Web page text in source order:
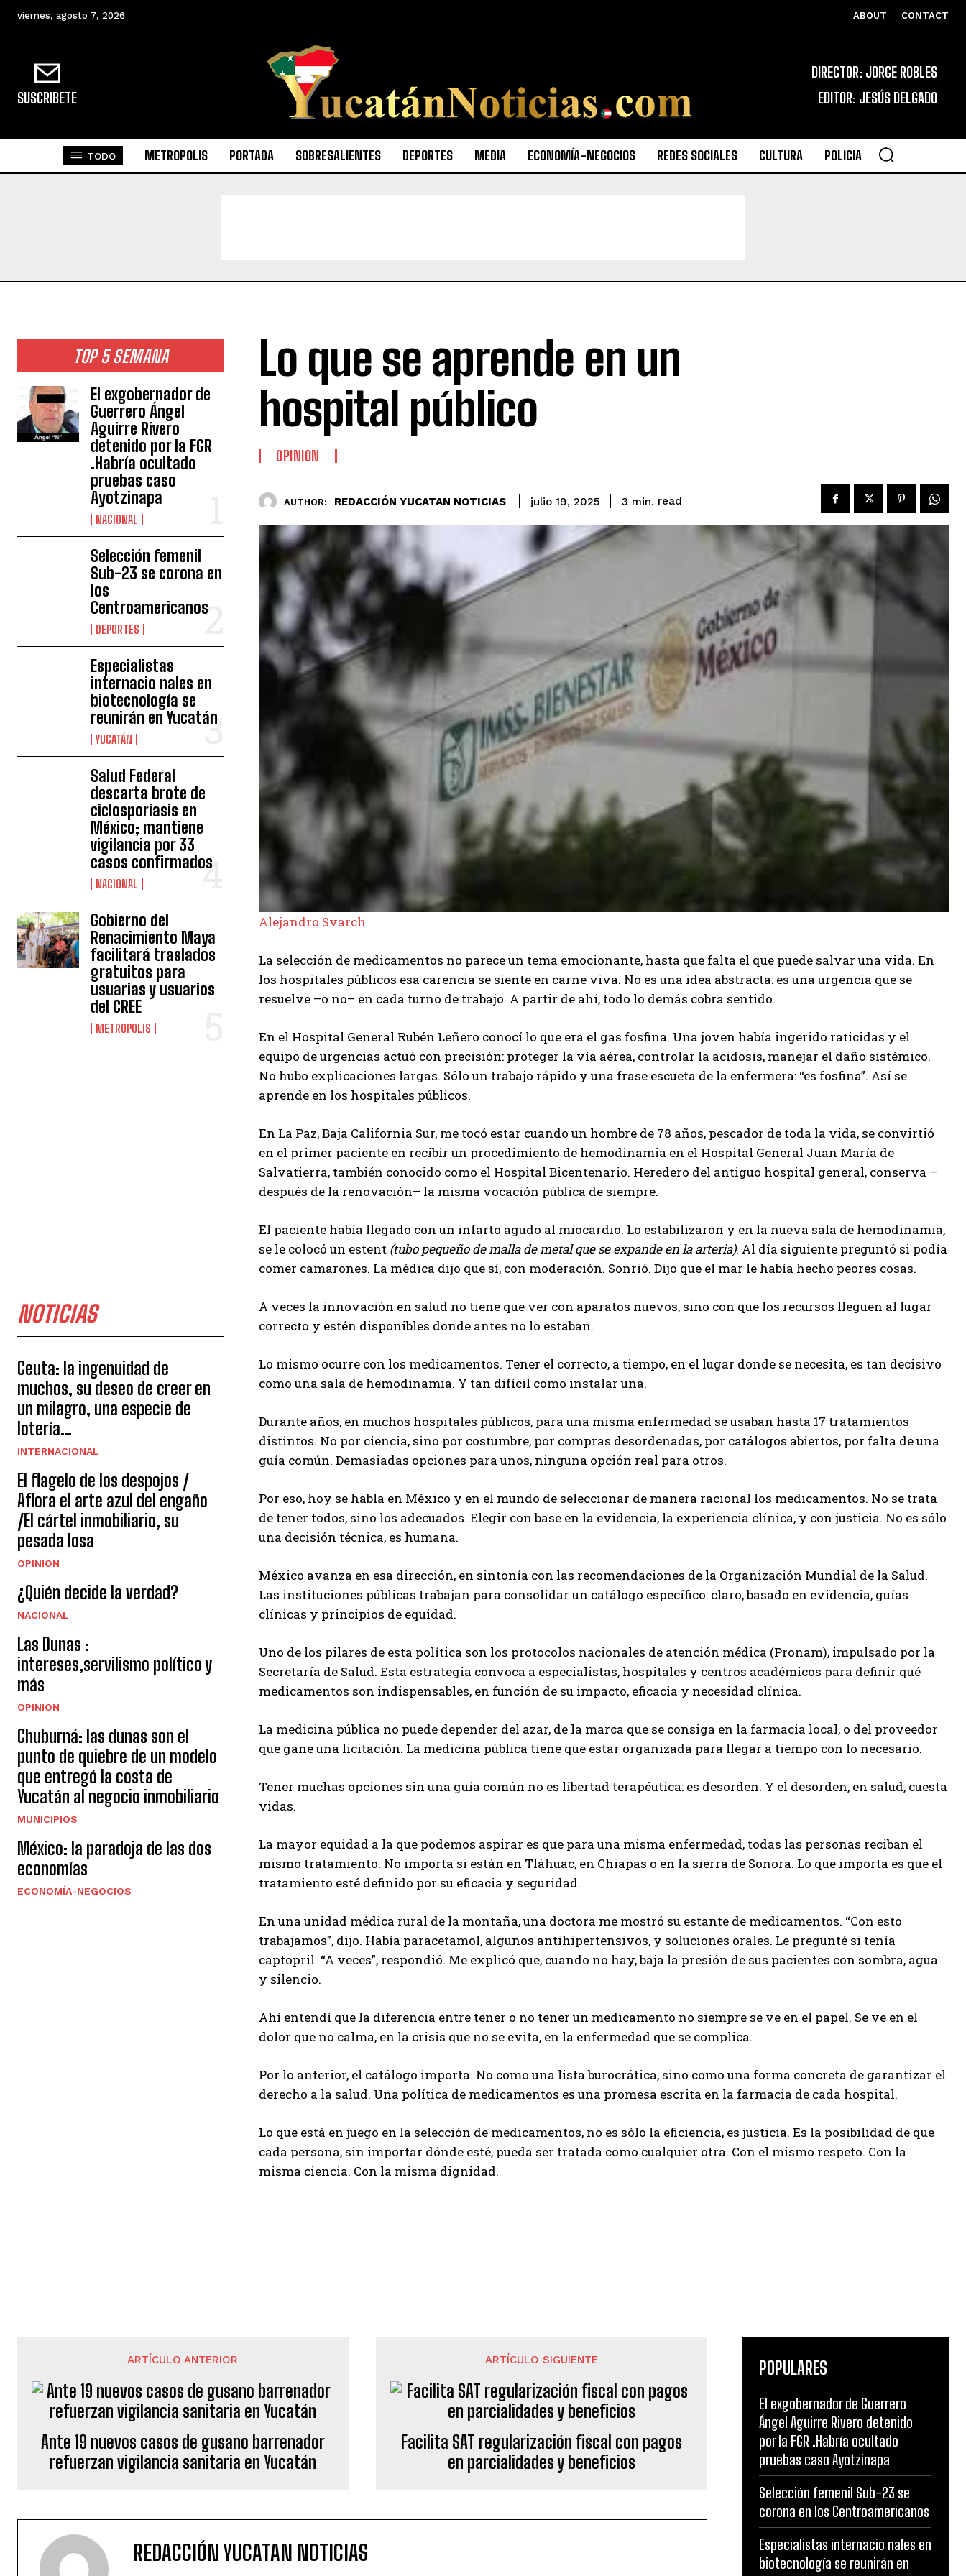
viernes, agosto 7, 2026 ABOUT CONTACT
SUSCRIBETE
DIRECTOR: JORGE ROBLES
EDITOR: JESÚS DELGADO
TODO METROPOLIS PORTADA SOBRESALIENTES DEPORTES MEDIA ECONOMÍA-NEGOCIOS REDES SOCIALES CULTURA POLICIA
TOP 5 SEMANA
El exgobernador de
Guerrero Ángel
Aguirre Rivero
detenido por la FGR
.Habría ocultado
pruebas caso
Ayotzinapa
NACIONAL
Selección femenil
Sub-23 se corona en
los
Centroamericanos
DEPORTES
Especialistas
internacio nales en
biotecnología se
reunirán en Yucatán
YUCATÁN
Salud Federal
descarta brote de
ciclosporiasis en
México; mantiene
vigilancia por 33
casos confirmados
NACIONAL
Gobierno del
Renacimiento Maya
facilitará traslados
gratuitos para
usuarias y usuarios
del CREE
METROPOLIS
NOTICIAS
Ceuta: la ingenuidad de
muchos, su deseo de creer en
un milagro, una especie de
lotería…
INTERNACIONAL
El flagelo de los despojos /
Aflora el arte azul del engaño
/El cártel inmobiliario, su
pesada losa
OPINION
¿Quién decide la verdad?
NACIONAL
Las Dunas :
intereses,servilismo político y
más
OPINION
Chuburná: las dunas son el
punto de quiebre de un modelo
que entregó la costa de
Yucatán al negocio inmobiliario
MUNICIPIOS
México: la paradoja de las dos
economías
ECONOMÍA-NEGOCIOS
Lo que se aprende en un
hospital público
OPINION
AUTHOR: REDACCIÓN YUCATAN NOTICIAS julio 19, 2025 3 min. read
Alejandro Svarch
La selección de medicamentos no parece un tema emocionante, hasta que falta el que puede salvar una vida. En
los hospitales públicos esa carencia se siente en carne viva. No es una idea abstracta: es una urgencia que se
resuelve –o no– en cada turno de trabajo. A partir de ahí, todo lo demás cobra sentido.
En el Hospital General Rubén Leñero conocí lo que era el gas fosfina. Una joven había ingerido raticidas y el
equipo de urgencias actuó con precisión: proteger la vía aérea, controlar la acidosis, manejar el daño sistémico.
No hubo explicaciones largas. Sólo un trabajo rápido y una frase escueta de la enfermera: “es fosfina”. Así se
aprende en los hospitales públicos.
En La Paz, Baja California Sur, me tocó estar cuando un hombre de 78 años, pescador de toda la vida, se convirtió
en el primer paciente en recibir un procedimiento de hemodinamia en el Hospital General Juan María de
Salvatierra, también conocido como el Hospital Bicentenario. Heredero del antiguo hospital general, conserva –
después de la renovación– la misma vocación pública de siempre.
El paciente había llegado con un infarto agudo al miocardio. Lo estabilizaron y en la nueva sala de hemodinamia,
se le colocó un estent (tubo pequeño de malla de metal que se expande en la arteria). Al día siguiente preguntó si podía
comer camarones. La médica dijo que sí, con moderación. Sonrió. Dijo que el mar le había hecho peores cosas.
A veces la innovación en salud no tiene que ver con aparatos nuevos, sino con que los recursos lleguen al lugar
correcto y estén disponibles donde antes no lo estaban.
Lo mismo ocurre con los medicamentos. Tener el correcto, a tiempo, en el lugar donde se necesita, es tan decisivo
como una sala de hemodinamia. Y tan difícil como instalar una.
Durante años, en muchos hospitales públicos, para una misma enfermedad se usaban hasta 17 tratamientos
distintos. No por ciencia, sino por costumbre, por compras desordenadas, por catálogos abiertos, por falta de una
guía común. Demasiadas opciones para unos, ninguna opción real para otros.
Por eso, hoy se habla en México y en el mundo de seleccionar de manera racional los medicamentos. No se trata
de tener todos, sino los adecuados. Elegir con base en la evidencia, la experiencia clínica, y con justicia. No es sólo
una decisión técnica, es humana.
México avanza en esa dirección, en sintonía con las recomendaciones de la Organización Mundial de la Salud.
Las instituciones públicas trabajan para consolidar un catálogo específico: claro, basado en evidencia, guías
clínicas y principios de equidad.
Uno de los pilares de esta política son los protocolos nacionales de atención médica (Pronam), impulsado por la
Secretaría de Salud. Esta estrategia convoca a especialistas, hospitales y centros académicos para definir qué
medicamentos son indispensables, en función de su impacto, eficacia y necesidad clínica.
La medicina pública no puede depender del azar, de la marca que se consiga en la farmacia local, o del proveedor
que gane una licitación. La medicina pública tiene que estar organizada para llegar a tiempo con lo necesario.
Tener muchas opciones sin una guía común no es libertad terapéutica: es desorden. Y el desorden, en salud, cuesta
vidas.
La mayor equidad a la que podemos aspirar es que para una misma enfermedad, todas las personas reciban el
mismo tratamiento. No importa si están en Tláhuac, en Chiapas o en la sierra de Sonora. Lo que importa es que el
tratamiento esté definido por su eficacia y seguridad.
En una unidad médica rural de la montaña, una doctora me mostró su estante de medicamentos. “Con esto
trabajamos”, dijo. Había paracetamol, algunos antihipertensivos, y soluciones orales. Le pregunté si tenía
captopril. “A veces”, respondió. Me explicó que, cuando no hay, baja la presión de sus pacientes con sombra, agua
y silencio.
Ahí entendí que la diferencia entre tener o no tener un medicamento no siempre se ve en el papel. Se ve en el
dolor que no calma, en la crisis que no se evita, en la enfermedad que se complica.
Por lo anterior, el catálogo importa. No como una lista burocrática, sino como una forma concreta de garantizar el
derecho a la salud. Una política de medicamentos es una promesa escrita en la farmacia de cada hospital.
Lo que está en juego en la selección de medicamentos, no es sólo la eficiencia, es justicia. Es la posibilidad de que
cada persona, sin importar dónde esté, pueda ser tratada como cualquier otra. Con el mismo respeto. Con la
misma ciencia. Con la misma dignidad.
ARTÍCULO ANTERIOR
Ante 19 nuevos casos de gusano barrenador
refuerzan vigilancia sanitaria en Yucatán
ARTÍCULO SIGUIENTE
Facilita SAT regularización fiscal con pagos
en parcialidades y beneficios
REDACCIÓN YUCATAN NOTICIAS
POPULARES
El exgobernador de Guerrero
Ángel Aguirre Rivero detenido
por la FGR .Habría ocultado
pruebas caso Ayotzinapa
Selección femenil Sub-23 se
corona en los Centroamericanos
Especialistas internacio nales en
biotecnología se reunirán en